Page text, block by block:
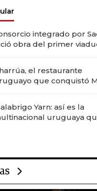
integrado por
obra del primer
el restaurante
que conquistó
y prepara
Yarn: así es la
uruguaya